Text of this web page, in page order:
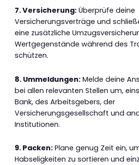
7. Versicherung: Überprüfe deine
Versicherungsverträge und
eine zusätzliche
Wertgegenstände während des
schützen.
8. Ummeldungen: Melde deine
bei allen relevanten Stellen um,
Bank, des Arbeitsgebers, der
Versicherungsgesellschaft und
Institutionen.
9. Packen: Plane genug Zeit ein,
Habseligkeiten zu sortieren und